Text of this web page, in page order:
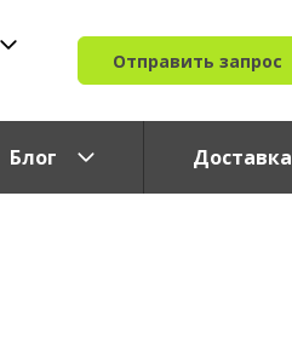
Отправить запрос
Блог Доставка